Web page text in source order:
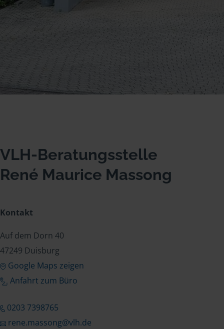
VLH-Beratungsstelle
René Maurice Massong
Kontakt
Auf dem Dorn 40
47249 Duisburg
Google Maps zeigen
Anfahrt zum Büro
0203 7398765
rene.massong@vlh.de